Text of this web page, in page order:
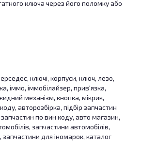
ключа через його поломку або
ключі, корпуси, ключ, лезо,
іммо, іммобілайзер, прив'язка,
механізм, кнопка, мікрик,
авторозбірка, підбір запчастин
по вин коду, авто магазин,
запчастини автомобілів,
запчастини для іномарок, каталог